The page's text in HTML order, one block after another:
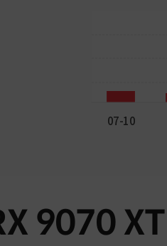
9070 XT